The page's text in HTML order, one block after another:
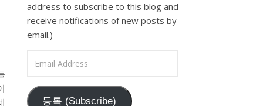
address to subscribe to this blog and
receive notifications of new posts by
email.)
등록 (Subscribe)